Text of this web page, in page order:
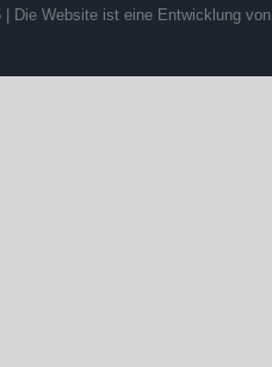
| Die Website ist eine Entwicklung von